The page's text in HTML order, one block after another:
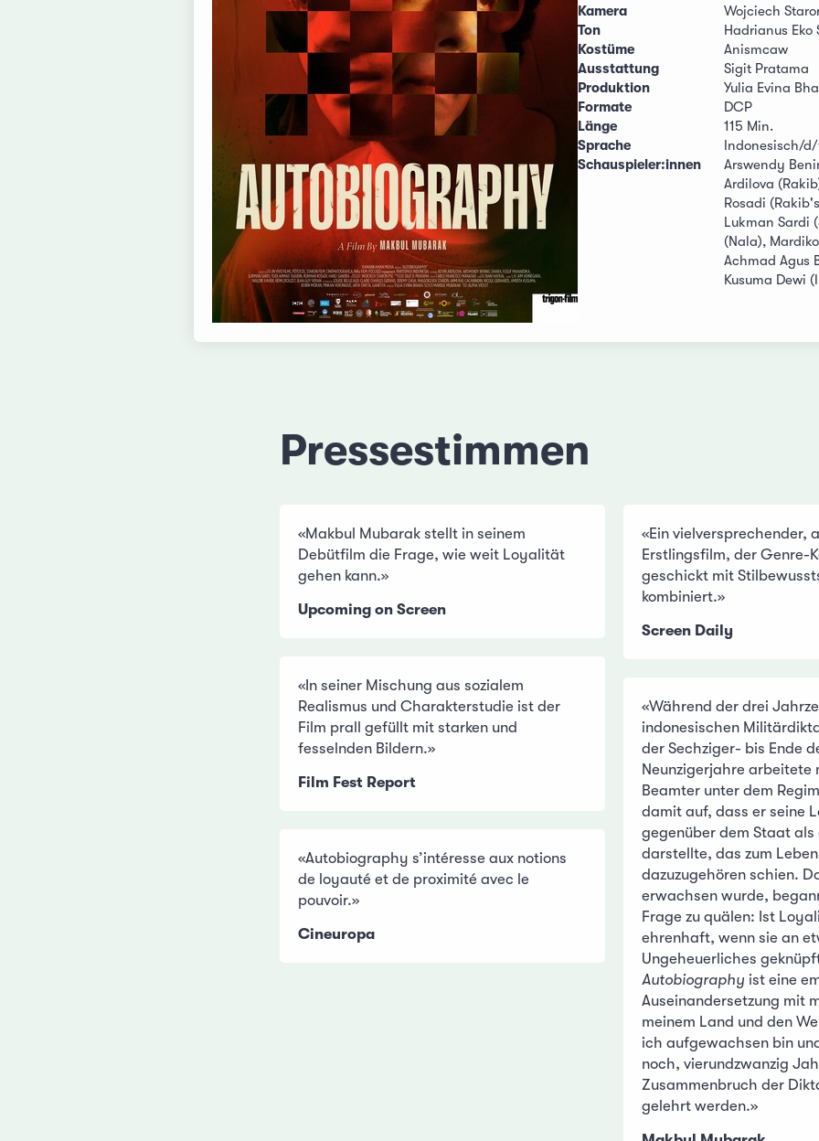
Kamera
Wojciech
Ton
Hadrianus Eko
Kostüme
Anismcaw
Ausstattung
Sigit Pratama
Produktion
Yulia Evina
Formate
DCP
Länge
115 Min.
Sprache
Indonesisch/
Schauspieler:innen
Arswendy
Ardilova
Rosadi
Lukman Sardi
(Nala),
Achmad Agus
Kusuma Dewi
Pressestimmen
«Makbul Mubarak stellt in seinem
Debütfilm die Frage, wie weit Loyalität
gehen kann.»
Upcoming on Screen
«In seiner Mischung aus sozialem
Realismus und Charakterstudie ist der
Film prall gefüllt mit starken und
fesselnden Bildern.»
Film Fest Report
«Autobiography s’intéresse aux notions
de loyauté et de proximité avec le
pouvoir.»
Cineuropa
«Ein vielversprechender,
Erstlingsfilm, der Genre-
geschickt mit
kombiniert.»
Screen Daily
«Während der drei
indonesischen
der Sechziger- bis Ende
Neunzigerjahre arbeitete
Beamter unter dem
damit auf, dass er seine
gegenüber dem Staat
darstellte, das zum
dazuzugehören schien.
erwachsen wurde,
Frage zu quälen: Ist
ehrenhaft, wenn sie an
Ungeheuerliches
Autobiography ist eine
Auseinandersetzung mit
meinem Land und den
ich aufgewachsen bin
noch, vierundzwanzig
Zusammenbruch der
gelehrt werden.»